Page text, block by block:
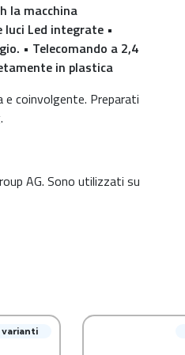
la macchina
luci Led integrate •
• Telecomando a 2,4
in plastica
e coinvolgente. Preparati
AG. Sono utilizzati su
varianti